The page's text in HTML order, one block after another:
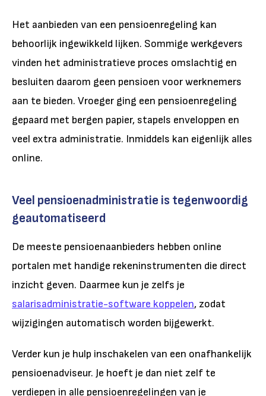
Het aanbieden van een pensioenregeling kan
behoorlijk ingewikkeld lijken. Sommige werkgevers
vinden het administratieve proces omslachtig en
besluiten daarom geen pensioen voor werknemers
aan te bieden. Vroeger ging een pensioenregeling
gepaard met bergen papier, stapels enveloppen en
veel extra administratie. Inmiddels kan eigenlijk alles
online.
Veel pensioenadministratie is tegenwoordig
geautomatiseerd
De meeste pensioenaanbieders hebben online
portalen met handige rekeninstrumenten die direct
inzicht geven. Daarmee kun je zelfs je
salarisadministratie-software koppelen, zodat
wijzigingen automatisch worden bijgewerkt.
Verder kun je hulp inschakelen van een onafhankelijk
pensioenadviseur. Je hoeft je dan niet zelf te
verdiepen in alle pensioenregelingen van je